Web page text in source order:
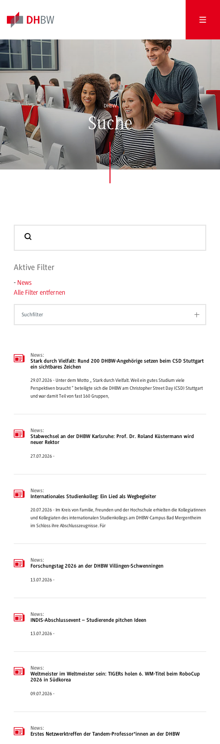
DHBW
Suche
Aktive Filter
- News
Alle Filter entfernen
Suchfilter
News:
Stark durch Vielfalt: Rund 200 DHBW-Angehörige setzen beim CSD Stuttgart
ein sichtbares Zeichen
29.07.2026 - Unter dem Motto „ Stark durch Vielfalt. Weil ein gutes Studium viele
Perspektiven braucht “ beteiligte sich die DHBW am Christopher Street Day (CSD) Stuttgart
und war damit Teil von fast 160 Gruppen,
News:
Stabwechsel an der DHBW Karlsruhe: Prof. Dr. Roland Küstermann wird
neuer Rektor
27.07.2026 -
News:
Internationales Studienkolleg: Ein Lied als Wegbegleiter
20.07.2026 - Im Kreis von Familie, Freunden und der Hochschule erhielten die Kollegiatinnen
und Kollegiaten des internationalen Studienkollegs am DHBW-Campus Bad Mergentheim
im Schloss ihre Abschlusszeugnisse. Für
News:
Forschungstag 2026 an der DHBW Villingen-Schwenningen
13.07.2026 -
News:
INDIS-Abschlussevent – Studierende pitchen Ideen
13.07.2026 -
News:
Weltmeister im Weltmeister sein: TIGERs holen 6. WM-Titel beim RoboCup
2026 in Südkorea
09.07.2026 -
News:
Erstes Netzwerktreffen der Tandem-Professor*innen an der DHBW